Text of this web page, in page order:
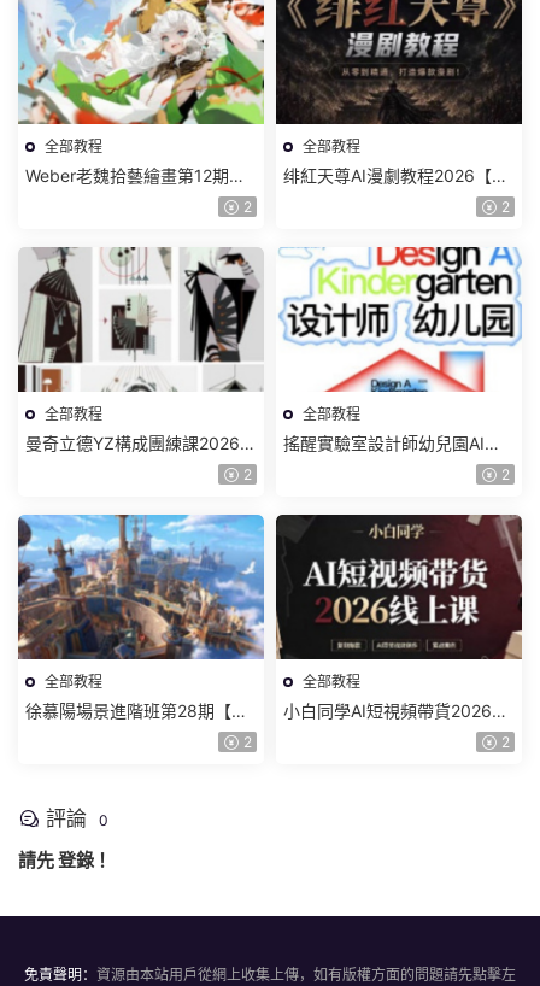
全部教程
Weber老魏拾藝繪畫第12期角
色特訓班【畫質不錯隻有視
2
全部教程
绯紅天尊AI漫劇教程2026【畫
2
全部教程
曼奇立德YZ構成團練課2026年
8月已結課【畫質高清有課件】
2
全部教程
搖醒實驗室設計師幼兒園AI軟
件基礎課2025【畫質不錯有素
2
全部教程
徐慕陽場景進階班第28期【畫
2
全部教程
小白同學AI短視頻帶貨2026線
2
評論 0
請先登錄 ！
免責聲明： 資源由本站用戶從網上收集上傳，如有版權方面的問題請先點擊左